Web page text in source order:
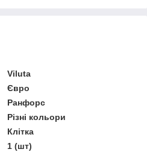
Viluta
Євро
Ранфорс
Різні кольори
Клітка
1 (шт)